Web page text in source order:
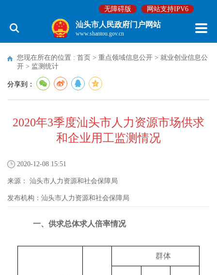
无障碍版 网站支持IPV6
汕头市人民政府门户网站
www.shantou.gov.cn
您现在所在的位置 : 首页 > 重点领域信息公开 > 就业创业信息公
开 > 监测统计
分享到：
2020年3季度汕头市人力资源市场供求
和企业用工监测情况
2020-12-08 15:51
来源： 汕头市人力资源和社会保障局
发布机构： 汕头市人力资源和社会保障局
一、供求总体求人倍率情况
群体